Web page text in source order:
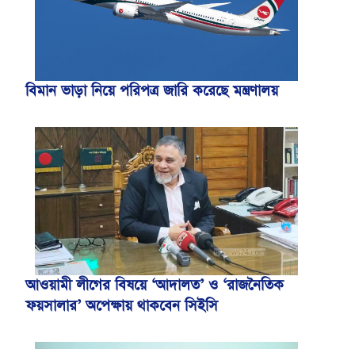
বিমান ভাড়া নিয়ে পরিপত্র জারি করেছে মন্ত্রণালয়
আওয়ামী লীগের বিষয়ে ‘আদালত’ ও ‘রাজনৈতিক
ফয়সালার’ অপেক্ষায় থাকবেন সিইসি